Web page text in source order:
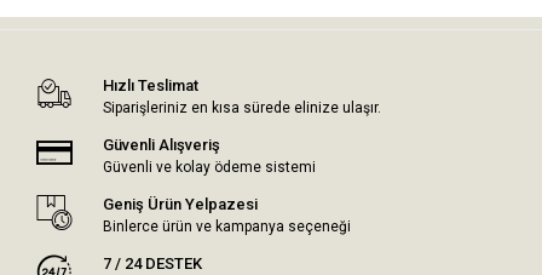
Hızlı Teslimat
Siparişleriniz en kısa sürede elinize ulaşır.
Güvenli Alışveriş
Güvenli ve kolay ödeme sistemi
Geniş Ürün Yelpazesi
Binlerce ürün ve kampanya seçeneği
7 / 24 DESTEK